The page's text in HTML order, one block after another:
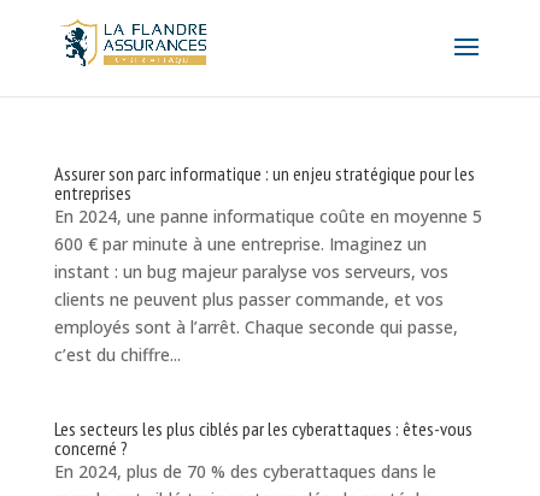
Assurer son parc informatique : un enjeu stratégique pour les
entreprises
En 2024, une panne informatique coûte en moyenne 5
600 € par minute à une entreprise. Imaginez un
instant : un bug majeur paralyse vos serveurs, vos
clients ne peuvent plus passer commande, et vos
employés sont à l’arrêt. Chaque seconde qui passe,
c’est du chiffre...
Les secteurs les plus ciblés par les cyberattaques : êtes-vous
concerné ?
En 2024, plus de 70 % des cyberattaques dans le